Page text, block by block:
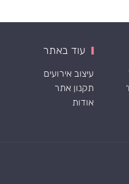
עוד באתר
עיצוב אירועים
תקנון אתר
אודות